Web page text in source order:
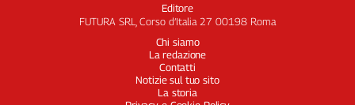
Editore
FUTURA SRL, Corso d’Italia 27 00198 Roma
Chi siamo
La redazione
Contatti
Notizie sul tuo sito
La storia